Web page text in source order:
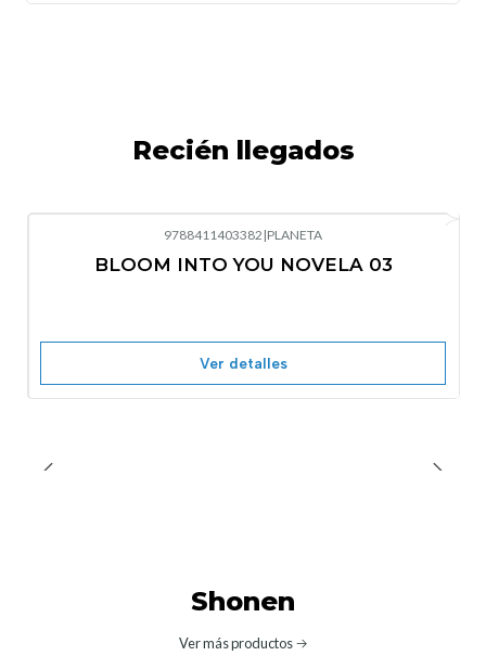
Recién llegados
Nuevo
9788411403382 |PLANETA
BLOOM INTO YOU NOVELA 03
Ver detalles
Shonen
Ver más productos